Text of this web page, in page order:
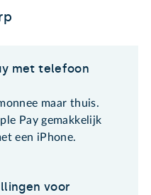
met telefoon
maar thuis.
Pay gemakkelijk
een iPhone.
voor